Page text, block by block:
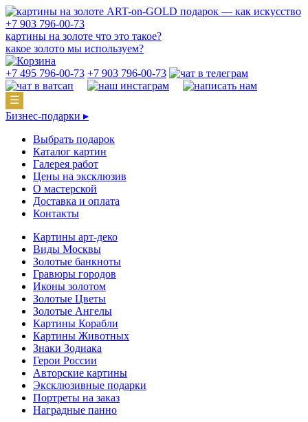
подарок — как искусство
+7 903 796-00-73
картины на золоте что это такое?
какое золото мы используем?
+7 495 796-00-73 +7 903 796-00-73
☰
Бизнес-подарки ▸
Выбрать подарок
Каталог картин
Галерея работ
Цены на эксклюзив
О мастерской
Доставка и оплата
Контакты
Картины арт-деко
Виды Москвы
Золотые банкноты
Гравюры городов
Иконы золотом
Золотые Цветы
Золотые Ангелы
Картины Корабли
Картины Животных
Знаки Зодиака
Герои России
Авторские картины
Эксклюзивные подарки
Портреты на заказ
Наградные панно